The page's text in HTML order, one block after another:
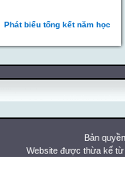
Phát biểu tổng kết năm học
Bản
Website được thừa kế từ